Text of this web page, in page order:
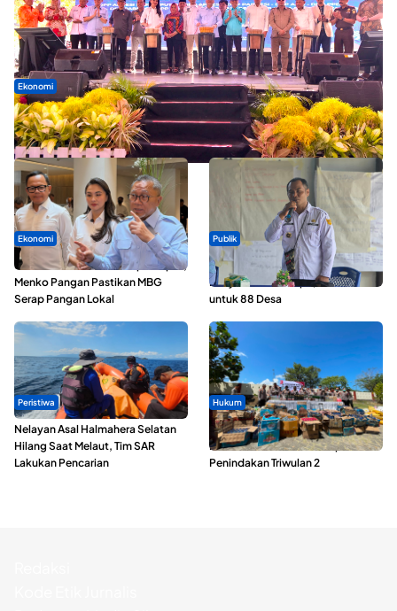
Ekonomi
Seminar di Ternate, Mendes Perkuat Sinergi Percepatan
Kopdes Merah Putih
Ekonomi
SPPG di Maluku Utara Dipercepat,
Menko Pangan Pastikan MBG
Serap Pangan Lokal
Publik
ABDESI Morotai Apresiasi
Penyaluran ADD Rp3,13 Miliar
untuk 88 Desa
Peristiwa
Nelayan Asal Halmahera Selatan
Hilang Saat Melaut, Tim SAR
Lakukan Pencarian
Hukum
Polda Maluku Utara Musnahkan
Ribuan Liter Miras Hasil Operasi
Penindakan Triwulan 2